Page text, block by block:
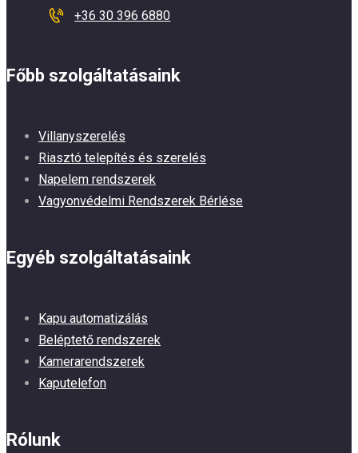
+36 30 396 6880
Főbb szolgáltatásaink
Villanyszerelés
Riasztó telepítés és szerelés
Napelem rendszerek
Vagyonvédelmi Rendszerek Bérlése
Egyéb szolgáltatásaink
Kapu automatizálás
Beléptető rendszerek
Kamerarendszerek
Kaputelefon
Rólunk